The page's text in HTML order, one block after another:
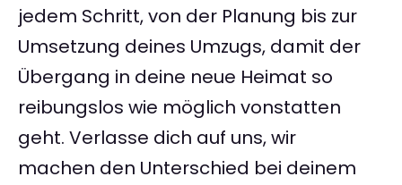
jedem Schritt, von der Planung bis zur
Umsetzung deines Umzugs, damit der
Übergang in deine neue Heimat so
reibungslos wie möglich vonstatten
geht. Verlasse dich auf uns, wir
machen den Unterschied bei deinem